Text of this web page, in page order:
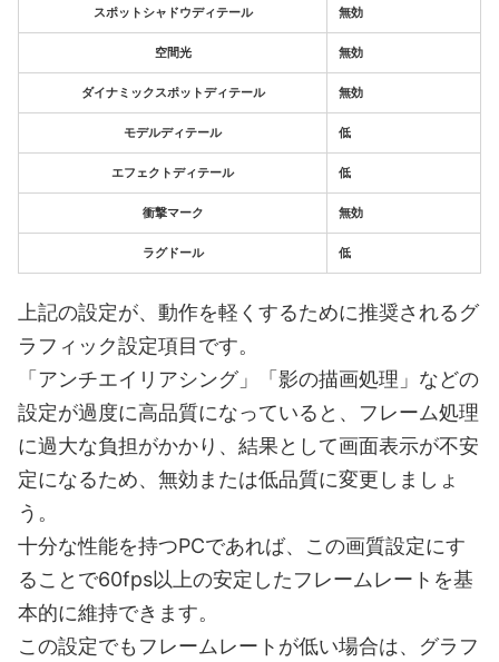
スポットシャドウディテール 無効
空間光 無効
ダイナミックスポットディテール 無効
モデルディテール 低
エフェクトディテール 低
衝撃マーク 無効
ラグドール 低
上記の設定が、動作を軽くするために推奨されるグ
ラフィック設定項目です。
「アンチエイリアシング」「影の描画処理」などの
設定が過度に高品質になっていると、フレーム処理
に過大な負担がかかり、結果として画面表示が不安
定になるため、無効または低品質に変更しましょ
う。
十分な性能を持つPCであれば、この画質設定にす
ることで60fps以上の安定したフレームレートを基
本的に維持できます。
この設定でもフレームレートが低い場合は、グラフ